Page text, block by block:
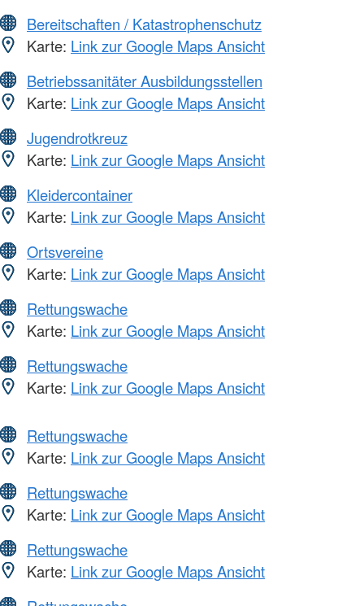
Bereitschaften / Katastrophenschutz
Karte: Link zur Google Maps Ansicht
Betriebssanitäter Ausbildungsstellen
Karte: Link zur Google Maps Ansicht
Jugendrotkreuz
Karte: Link zur Google Maps Ansicht
Kleidercontainer
Karte: Link zur Google Maps Ansicht
Ortsvereine
Karte: Link zur Google Maps Ansicht
Rettungswache
Karte: Link zur Google Maps Ansicht
Rettungswache
Karte: Link zur Google Maps Ansicht
Rettungswache
Karte: Link zur Google Maps Ansicht
Rettungswache
Karte: Link zur Google Maps Ansicht
Rettungswache
Karte: Link zur Google Maps Ansicht